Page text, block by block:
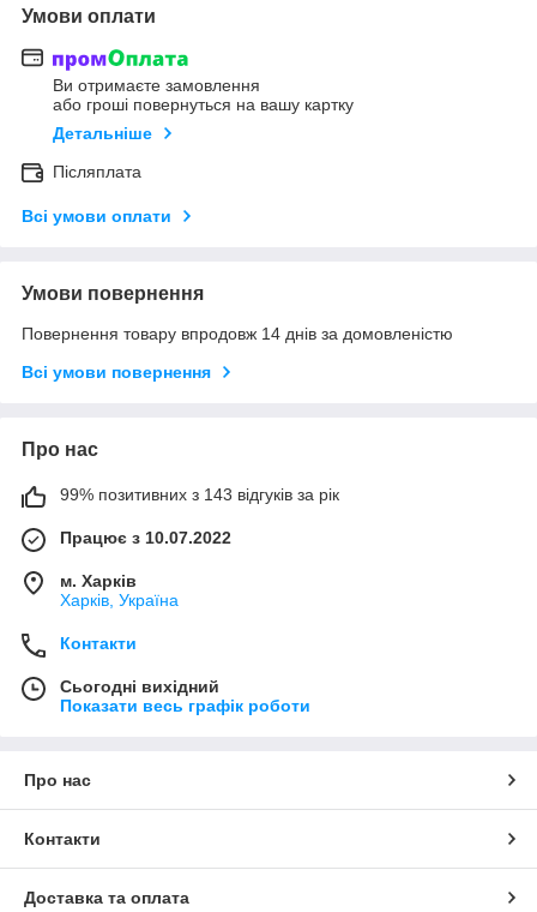
Умови оплати
Ви отримаєте замовлення
або гроші повернуться на вашу картку
Детальніше
Післяплата
Всі умови оплати
Умови повернення
Повернення товару впродовж 14 днів за домовленістю
Всі умови повернення
Про нас
99% позитивних з 143 відгуків за рік
Працює з 10.07.2022
м. Харків
Харків, Україна
Контакти
Сьогодні вихідний
Показати весь графік роботи
Про нас
Контакти
Доставка та оплата